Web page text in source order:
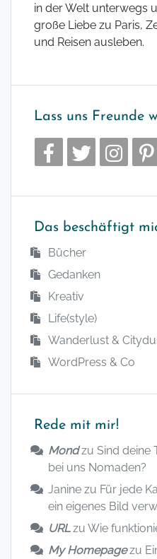
in der Welt unterwegs
große Liebe zu Paris,
und Reisen ausleben.
Lass uns Freunde
Das beschäftigt
Bücher
Gedanken
Kreativ
Life(style)
Wanderlust &
WordPress & Co
Rede mit mir!
Mondzu Sind deine
bei uns Nomaden?
Janine zu Für jede
ein eigenes Bild
URLzu Wie
My Homepagezu